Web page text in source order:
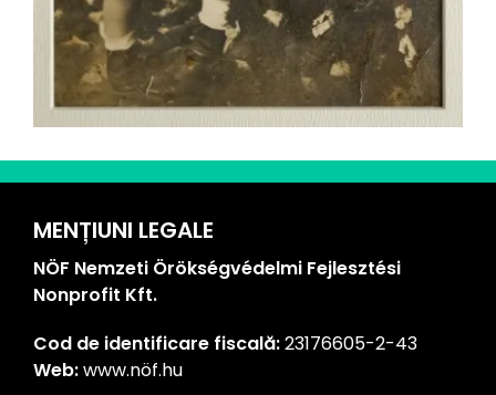
MENȚIUNI LEGALE
NÖF Nemzeti Örökségvédelmi Fejlesztési
Nonprofit Kft.
Cod de identificare fiscală:23176605-2-43
Web:www.nöf.hu